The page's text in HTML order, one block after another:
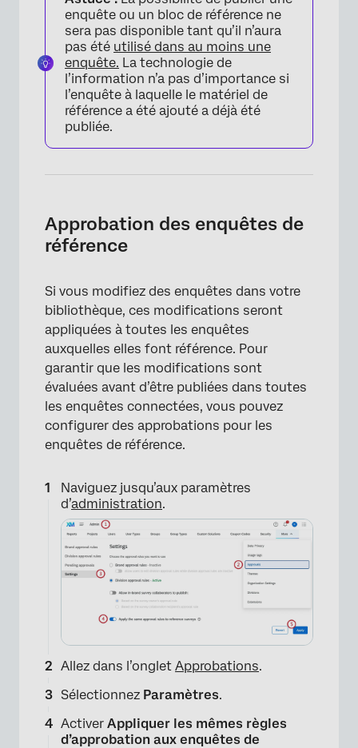
enquête ou un bloc de référence ne
sera pas disponible tant qu’il n’aura
pas été utilisé dans au moins une
enquête. La technologie de
l’information n’a pas d’importance si
l’enquête à laquelle le matériel de
référence a été ajouté a déjà été
publiée.
Approbation des enquêtes de
référence
Si vous modifiez des enquêtes dans votre
bibliothèque, ces modifications seront
appliquées à toutes les enquêtes
auxquelles elles font référence. Pour
garantir que les modifications sont
évaluées avant d’être publiées dans toutes
les enquêtes connectées, vous pouvez
configurer des approbations pour les
enquêtes de référence.
Naviguez jusqu’aux paramètres
d’administration.
Allez dans l’onglet Approbations.
Sélectionnez Paramètres.
Activer Appliquer les mêmes règles
d’approbation aux enquêtes de